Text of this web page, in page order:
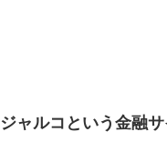
ジャルコという金融